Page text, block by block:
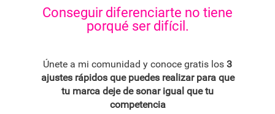
BLOG
Conseguir diferenciarte no tiene
porqué ser difícil.
Únete a mi comunidad y conoce gratis los 3
ajustes rápidos que puedes realizar para que
tu marca deje de sonar igual que tu
competencia